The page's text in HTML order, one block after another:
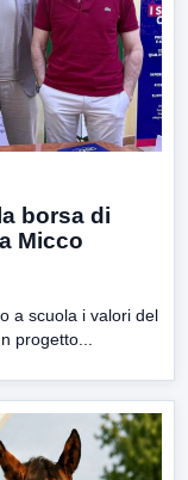
borsa di
Micco
a scuola i valori del
progetto...